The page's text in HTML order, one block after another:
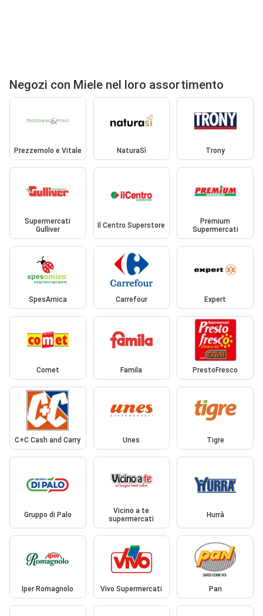
Negozi con Miele nel loro assortimento
Prezzemolo e Vitale NaturaSì Trony
Supermercati
Gulliver
Il Centro Superstore
Premium
Supermercati
SpesAmica Carrefour Expert
Comet Famila PrestoFresco
C+C Cash and Carry Unes Tigre
Gruppo di Palo
Vicino a te
supermercati
Hurrà
Iper Romagnolo Vivo Supermercati Pan